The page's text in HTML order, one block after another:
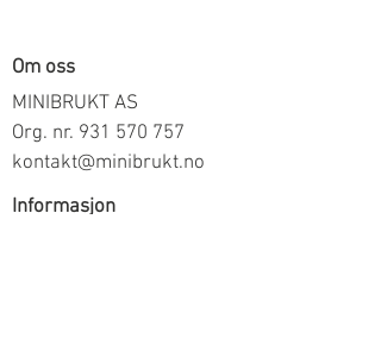
Om oss
MINIBRUKT AS
Org. nr. 931 570 757
kontakt@minibrukt.no
Informasjon